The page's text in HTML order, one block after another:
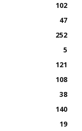
102
47
252
5
121
108
38
140
19